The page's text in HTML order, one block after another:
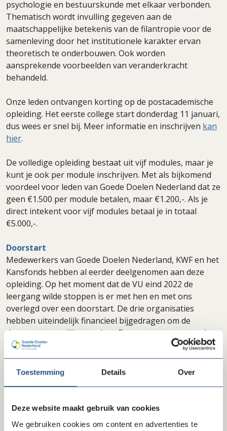
Toestemming Details Over
Deze website maakt gebruik van cookies
We gebruiken cookies om content en advertenties te
psychologie en bestuurskunde met elkaar verbonden.
Thematisch wordt invulling gegeven aan de
maatschappelijke betekenis van de filantropie voor de
samenleving door het institutionele karakter ervan
theoretisch te onderbouwen. Ook worden
aansprekende voorbeelden van veranderkracht
behandeld.
Onze leden ontvangen korting op de postacademische
opleiding. Het eerste college start donderdag 11 januari,
dus wees er snel bij. Meer informatie en inschrijven kan
hier.
De volledige opleiding bestaat uit vijf modules, maar je
kunt je ook per module inschrijven. Met als bijkomend
voordeel voor leden van Goede Doelen Nederland dat ze
geen €1.500 per module betalen, maar €1.200,-. Als je
direct intekent voor vijf modules betaal je in totaal
€5.000,-.
Doorstart
Medewerkers van Goede Doelen Nederland, KWF en het
Kansfonds hebben al eerder deelgenomen aan deze
opleiding. Op het moment dat de VU eind 2022 de
leergang wilde stoppen is er met hen en met ons
overlegd over een doorstart. De drie organisaties
hebben uiteindelijk financieel bijgedragen om de
doorstart mogelijk te maken. Daar staat tegenover dat
de opleiding inhoudelijk verbeterd is en er een
exclusieve korting (20%) voor leden van Goede Doelen
Nederland geldt.
Delen Delen via LinkedIn
Delen via Facebook